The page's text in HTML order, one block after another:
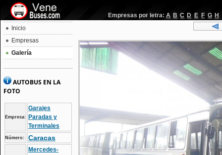
Empresas por letra: A B C D E F G H
Inicio
Empresas
Galería
AUTOBUS EN LA
FOTO
Empresa:
Garajes
Paradas y
Terminales
Número: Caracas
Mercedes-